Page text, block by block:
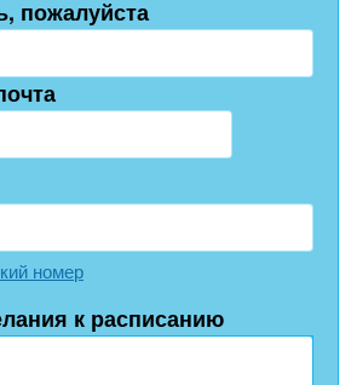
пожалуйста
номер
к расписанию